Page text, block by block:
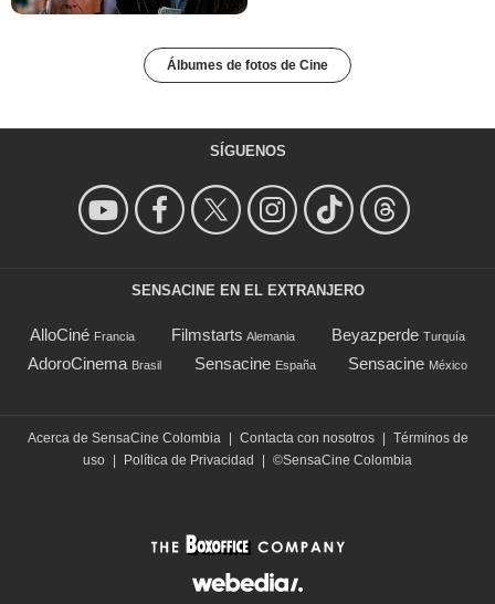
Álbumes de fotos de Cine
SÍGUENOS
SENSACINE EN EL EXTRANJERO
AlloCiné Francia Filmstarts Alemania Beyazperde Turquía
AdoroCinema Brasil Sensacine España Sensacine México
Acerca de SensaCine Colombia | Contacta con nosotros | Términos de
uso | Política de Privacidad | ©SensaCine Colombia